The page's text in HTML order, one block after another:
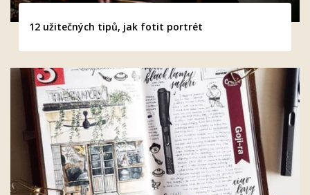
12 užitečných tipů, jak fotit portrét